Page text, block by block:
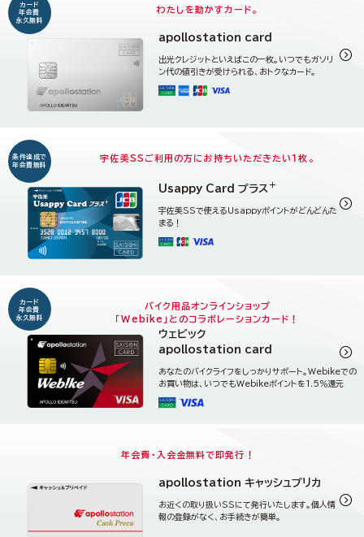
カード
年会費
永久無料
わたしを動かすカード。
apollostation card
出光クレジットといえばこの一枚。いつでもガソリ
ン代の値引きが受けられる、おトクなカード。
条件達成で
年会費無料
宇佐美SSご利用の方にお持ちいただきたい１枚。
Usappy Card プラス＋
宇佐美SSで使えるUsappyポイントがどんどんた
まる！
カード
年会費
永久無料
バイク用品オンラインショップ
「Webike」とのコラボレーションカード！
ウェビック
apollostation card
あなたのバイクライフをしっかりサポート。Webikeでの
お買い物は、いつでもWebikeポイントを1.5％還元
年会費・入会金無料で即発行！
apollostation キャッシュプリカ
お近くの取り扱いSSにて発行いたします。個人情
報の登録がなく、お手続きが簡単。